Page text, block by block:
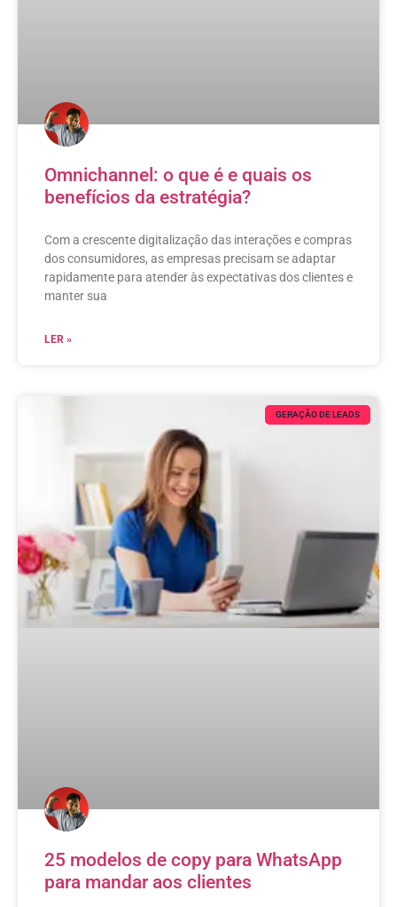
Omnichannel: o que é e quais os
benefícios da estratégia?
Com a crescente digitalização das interações e compras
dos consumidores, as empresas precisam se adaptar
rapidamente para atender às expectativas dos clientes e
manter sua
LER »
GERAÇÃO DE LEADS
25 modelos de copy para WhatsApp
para mandar aos clientes